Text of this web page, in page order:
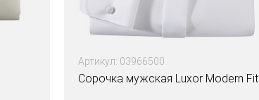
Артикул: 03966500
Сорочка мужская Luxor Modern Fit